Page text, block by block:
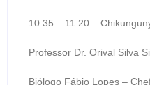
10:35 – 11:20 –
Professor Dr. Orival Silva
Biólogo Fábio Lopes –